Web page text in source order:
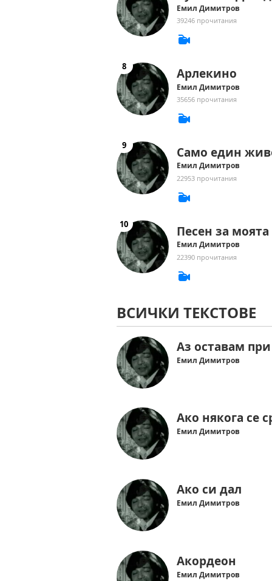
Емил Димитров
39246 прочитания
Арлекино
Емил Димитров
35656 прочитания
Само един
Емил Димитров
22953 прочитания
Песен за
Емил Димитров
22390 прочитания
ВСИЧКИ ТЕКСТОВЕ
Аз оставам
Емил Димитров
Ако някога се
Емил Димитров
Ако си дал
Емил Димитров
Акордеон
Емил Димитров